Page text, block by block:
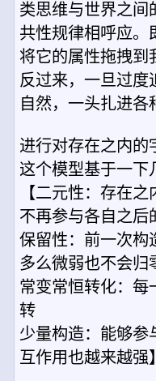
类思维与世界之间
共性规律相呼应。
将它的属性拖拽到
反过来，一旦过度
自然，一头扎进各
进行对存在之内的
这个模型基于一下
【二元性：存在
不再参与各自之后
保留性：前一次构
多么微弱也不会归
常变常恒转化：每
转
少量构造：能够参
互作用也越来越强